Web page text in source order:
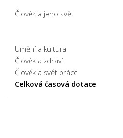
Člověk a jeho svět
Umění a kultura
Člověk a zdraví
Člověk a svět práce
Celková časová dotace